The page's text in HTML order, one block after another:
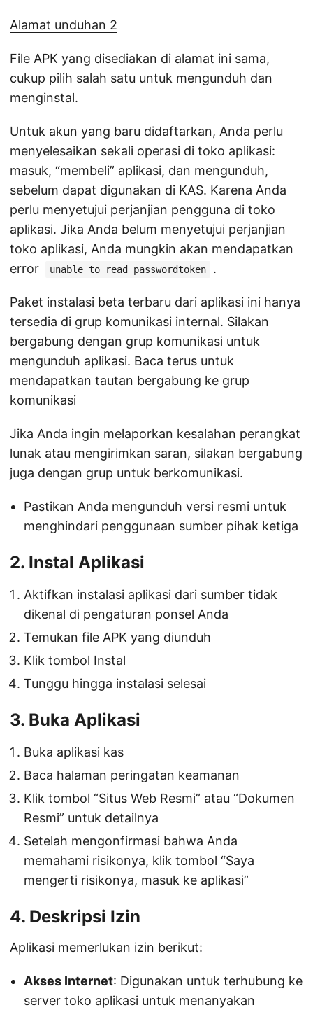
Alamat unduhan 2
File APK yang disediakan di alamat ini sama,
cukup pilih salah satu untuk mengunduh dan
menginstal.
Untuk akun yang baru didaftarkan, Anda perlu
menyelesaikan sekali operasi di toko aplikasi:
masuk, “membeli” aplikasi, dan mengunduh,
sebelum dapat digunakan di KAS. Karena Anda
perlu menyetujui perjanjian pengguna di toko
aplikasi. Jika Anda belum menyetujui perjanjian
toko aplikasi, Anda mungkin akan mendapatkan
error
unable to read passwordtoken .
Paket instalasi beta terbaru dari aplikasi ini hanya
tersedia di grup komunikasi internal. Silakan
bergabung dengan grup komunikasi untuk
mengunduh aplikasi. Baca terus untuk
mendapatkan tautan bergabung ke grup
komunikasi
Jika Anda ingin melaporkan kesalahan perangkat
lunak atau mengirimkan saran, silakan bergabung
juga dengan grup untuk berkomunikasi.
Pastikan Anda mengunduh versi resmi untuk
menghindari penggunaan sumber pihak ketiga
2. Instal Aplikasi
Aktifkan instalasi aplikasi dari sumber tidak
dikenal di pengaturan ponsel Anda
Temukan file APK yang diunduh
Klik tombol Instal
Tunggu hingga instalasi selesai
3. Buka Aplikasi
Buka aplikasi kas
Baca halaman peringatan keamanan
Klik tombol “Situs Web Resmi” atau “Dokumen
Resmi” untuk detailnya
Setelah mengonfirmasi bahwa Anda
memahami risikonya, klik tombol “Saya
mengerti risikonya, masuk ke aplikasi”
4. Deskripsi Izin
Aplikasi memerlukan izin berikut:
Akses Internet: Digunakan untuk terhubung ke
server toko aplikasi untuk menanyakan